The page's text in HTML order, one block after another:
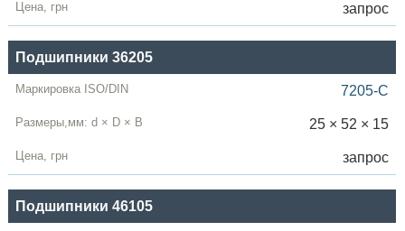
запрос
Подшипники 36205
7205-C
25 × 52 × 15
запрос
Подшипники 46105